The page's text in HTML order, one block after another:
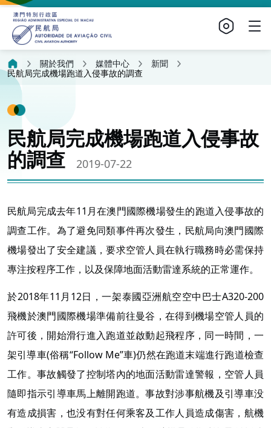
關於我們 媒體中心
新聞
民航局完成機場跑道入侵事故的調查
民航局完成機場跑道入侵事故
的調查
2019-07-22
民航局完成去年11月在澳門國際機場發生的跑道入侵事故的
調查工作。為了避免同類事件再次發生，民航局向澳門國際
機場發出了安全建議，要求空管人員在執行職務時必需保持
專注按程序工作，以及保障地面活動雷達系統的正常運作。
於2018年11月12日，一架泰國亞洲航空空中巴士A320-200
飛機於澳門國際機場準備前往曼谷，在得到機場空管人員的
許可後，開始滑行進入跑道並啟動起飛程序，同一時間，一
架引導車(俗稱“Follow Me”車)仍然在跑道末端進行跑道檢查
工作。事故觸發了控制塔內的地面活動雷達警報，空管人員
隨即指示引導車馬上離開跑道。事故對涉事航機及引導車没
有造成損害，也没有對任何乘客及工作人員造成傷害，航機